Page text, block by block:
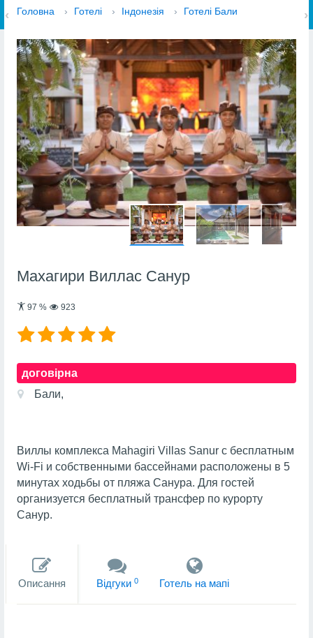
Головна › Готелі › Індонезія › Готелі Бали
Махагири Виллас Санур
97 % 923
договірна
Бали,
Виллы комплекса Mahagiri Villas Sanur с бесплатным
Wi-Fi и собственными бассейнами расположены в 5
минутах ходьбы от пляжа Санура. Для гостей
организуется бесплатный трансфер по курорту
Санур.
Описання Вiдгуки 0 Готель на мапi